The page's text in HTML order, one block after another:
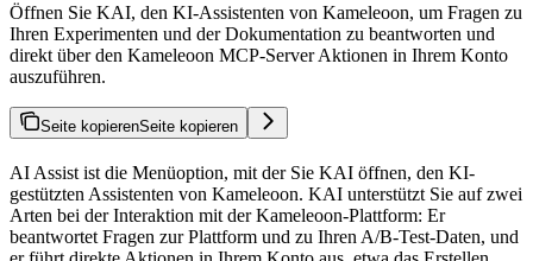
Öffnen Sie KAI, den KI-Assistenten von Kameleoon, um Fragen zu
Ihren Experimenten und der Dokumentation zu beantworten und
direkt über den Kameleoon MCP-Server Aktionen in Ihrem Konto
auszuführen.
Seite kopierenSeite kopieren
AI Assist ist die Menüoption, mit der Sie KAI öffnen, den KI-
gestützten Assistenten von Kameleoon. KAI unterstützt Sie auf zwei
Arten bei der Interaktion mit der Kameleoon-Plattform: Er
beantwortet Fragen zur Plattform und zu Ihren A/B-Test-Daten, und